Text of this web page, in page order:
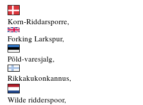
Korn-Riddarsporre,
Forking Larkspur,
Põld-varesjalg,
Rikkakukonkannus,
Wilde ridderspoor,